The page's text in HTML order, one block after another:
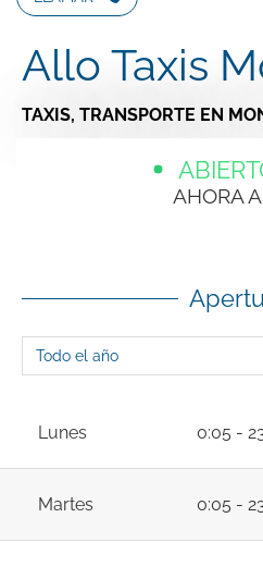
Allo Taxis
TAXIS, TRANSPORTE EN
AHORA
Lunes 0:05 -
Martes 0:05 -